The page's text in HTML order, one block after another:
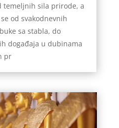
temeljnih sila prirode, a
od svakodnevnih
sa stabla, do
događaja u dubinama
pr